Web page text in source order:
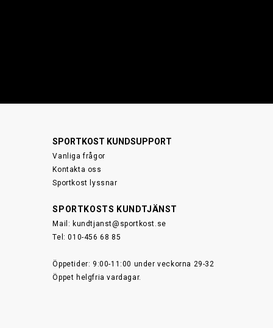
SPORTKOST KUNDSUPPORT
Vanliga frågor
Kontakta oss
Sportkost lyssnar
SPORTKOSTS KUNDTJÄNST
Mail: kundtjanst@sportkost.se
Tel: 010-456 68 85
Öppetider: 9:00-11:00 under veckorna 29-32
Öppet helgfria vardagar.